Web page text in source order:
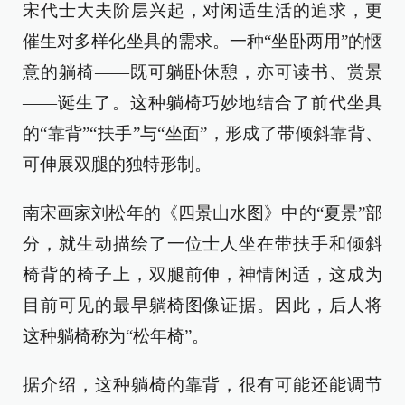
宋代士大夫阶层兴起，对闲适生活的追求，更
催生对多样化坐具的需求。一种“坐卧两用”的惬
意的躺椅——既可躺卧休憩，亦可读书、赏景
——诞生了。这种躺椅巧妙地结合了前代坐具
的“靠背”“扶手”与“坐面”，形成了带倾斜靠背、
可伸展双腿的独特形制。
南宋画家刘松年的《四景山水图》中的“夏景”部
分，就生动描绘了一位士人坐在带扶手和倾斜
椅背的椅子上，双腿前伸，神情闲适，这成为
目前可见的最早躺椅图像证据。因此，后人将
这种躺椅称为“松年椅”。
据介绍，这种躺椅的靠背，很有可能还能调节